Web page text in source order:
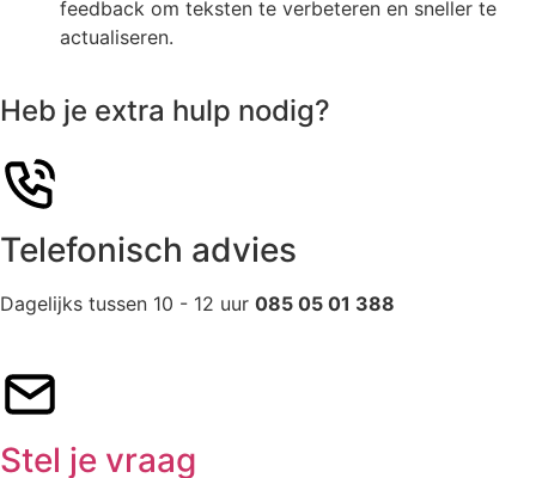
feedback om teksten te verbeteren en sneller te
actualiseren.
Heb je extra hulp nodig?
Telefonisch advies
Dagelijks tussen 10 - 12 uur 085 05 01 388
Stel je vraag